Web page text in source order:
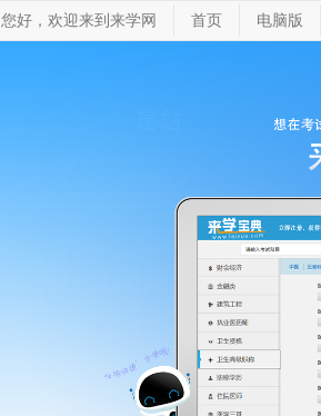
您好，欢迎来到来学网 首页 电脑版